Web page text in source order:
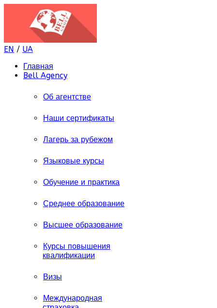
EN / UA
Главная
Bell Agency
Об агентстве
Наши сертификаты
Лагерь за рубежом
Языковые курсы
Обучение и практика
Среднее образование
Высшее образование
Курсы повышения
квалификации
Визы
Международная